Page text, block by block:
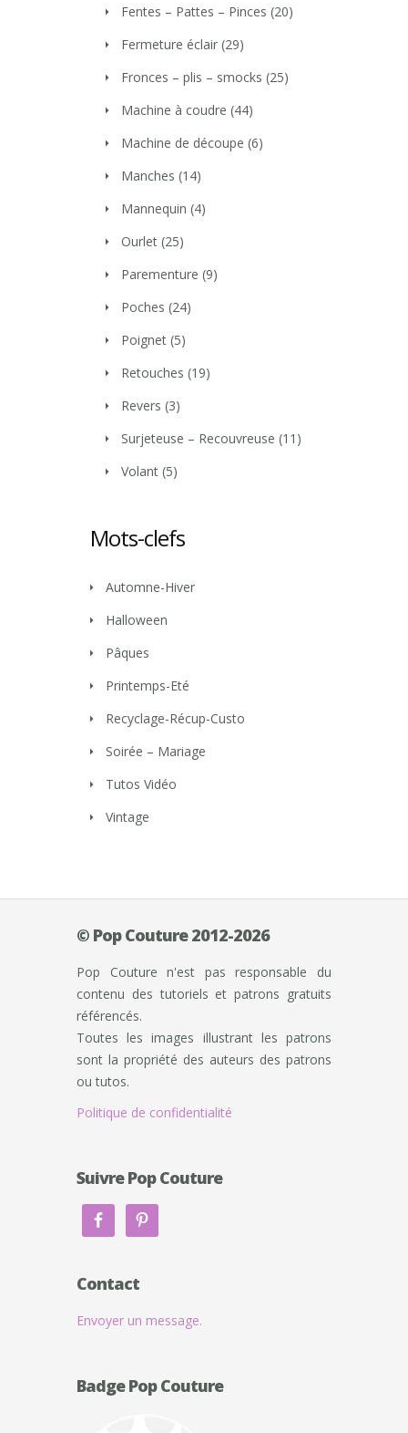
Fentes – Pattes – Pinces (20)
Fermeture éclair (29)
Fronces – plis – smocks (25)
Machine à coudre (44)
Machine de découpe (6)
Manches (14)
Mannequin (4)
Ourlet (25)
Parementure (9)
Poches (24)
Poignet (5)
Retouches (19)
Revers (3)
Surjeteuse – Recouvreuse (11)
Volant (5)
Mots-clefs
Automne-Hiver
Halloween
Pâques
Printemps-Eté
Recyclage-Récup-Custo
Soirée – Mariage
Tutos Vidéo
Vintage
© Pop Couture 2012-2026
Pop Couture n'est pas responsable du
contenu des tutoriels et patrons gratuits
référencés.
Toutes les images illustrant les patrons
sont la propriété des auteurs des patrons
ou tutos.
Politique de confidentialité
Suivre Pop Couture
Contact
Envoyer un message.
Badge Pop Couture